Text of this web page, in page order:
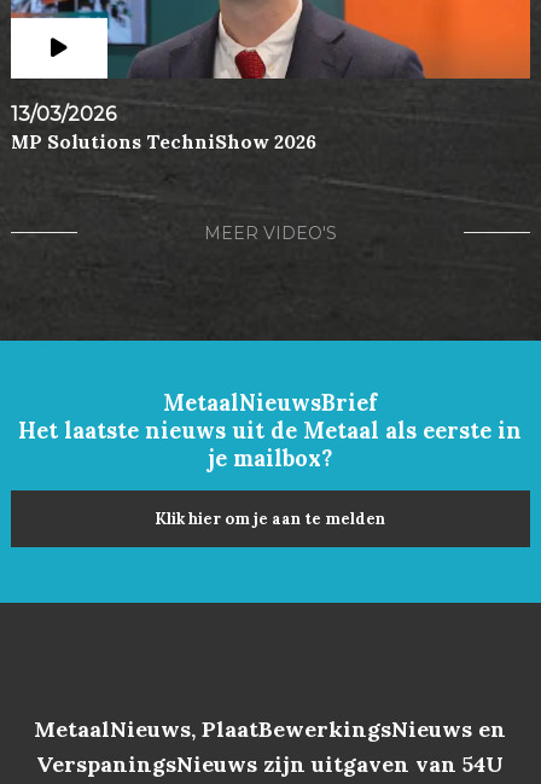
13/03/2026
MP Solutions TechniShow 2026
MEER VIDEO'S
MetaalNieuwsBrief
Het laatste nieuws uit de Metaal als eerste in
je mailbox?
Klik hier om je aan te melden
MetaalNieuws, PlaatBewerkingsNieuws en
VerspaningsNieuws zijn uitgaven van 54U